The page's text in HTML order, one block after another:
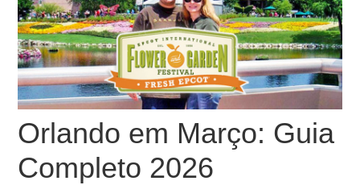
Orlando em Março: Guia
Completo 2026